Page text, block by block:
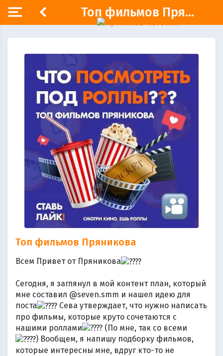
Топ фильмов Пря...
Топ фильмов Пряникова
Всем Привет от Пряникова
Сегодня, я заглянул в мой контент план, который
мне составил @seven.smm и нашел идею для
поста
Сева утверждает, что нужно написать
про фильмы, которые круто сочетаются с
нашими роллами
(По мне, так со всеми
) Вообщем, я напишу подборку фильмов,
которые интересны мне, вдруг кто-то не